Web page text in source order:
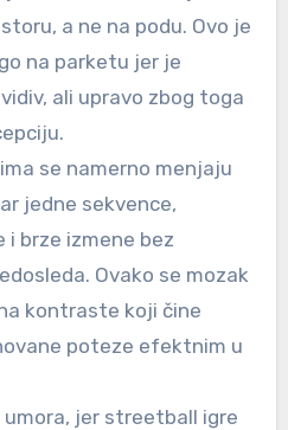
a ne na podu. Ovo je
na parketu jer je
ali upravo zbog toga
se namerno menjaju
jedne sekvence,
i brze izmene bez
Ovako se mozak
kontraste koji čine
poteze efektnim u
jer streetball igre